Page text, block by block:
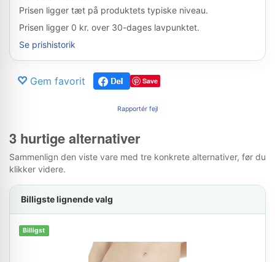
Prisen ligger tæt på produktets typiske niveau.
Prisen ligger 0 kr. over 30-dages lavpunktet.
Se prishistorik
Gem favorit Save
Rapportér fejl
3 hurtige alternativer
Sammenlign den viste vare med tre konkrete alternativer, før du
klikker videre.
Billigste lignende valg
Billigst